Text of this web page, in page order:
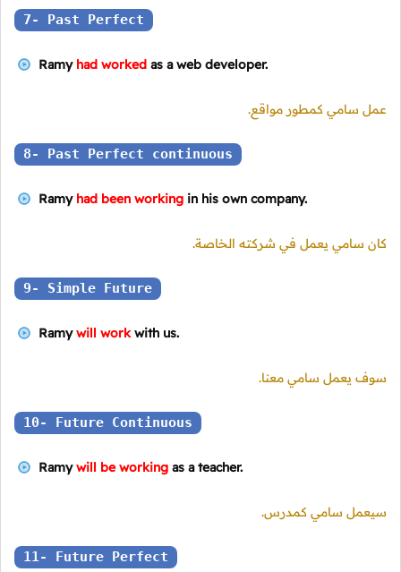
7- Past Perfect
Ramy had worked as a web developer.
عمل سامي كمطور مواقع.
8- Past Perfect continuous
Ramy had been working in his own company.
كان سامي يعمل في شركته الخاصة.
9- Simple Future
Ramywill workwith us.
سوف يعمل سامي معنا.
10- Future Continuous
Ramywill be working as a teacher.
سيعمل سامي كمدرس.
11- Future Perfect